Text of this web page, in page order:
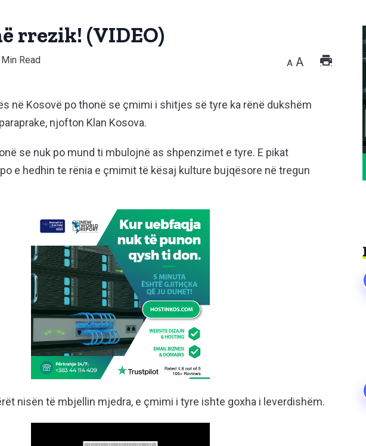
rrezik! (VIDEO)
Read A A
në Kosovë po thonë se çmimi i shitjes së tyre ka rënë dukshëm
njofton Klan Kosova.
se nuk po mund ti mbulojnë as shpenzimet e tyre. E pikat
e hedhin te rënia e çmimit të kësaj kulture bujqësore në tregun
nisën të mbjellin mjedra, e çmimi i tyre ishte goxha i leverdishëm.